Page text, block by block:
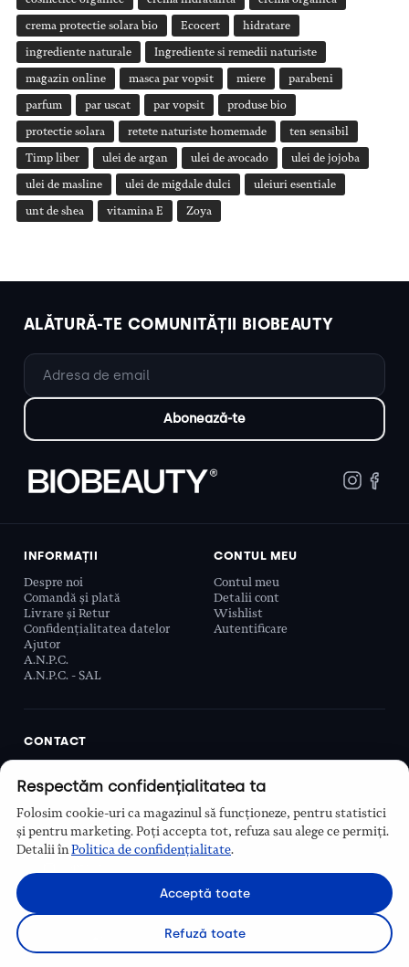
crema protectie solara bio Ecocert hidratare
ingrediente naturale Ingrediente si remedii naturiste
magazin online masca par vopsit miere parabeni
parfum par uscat par vopsit produse bio
protectie solara retete naturiste homemade ten sensibil
Timp liber ulei de argan ulei de avocado ulei de jojoba
ulei de masline ulei de migdale dulci uleiuri esentiale
unt de shea vitamina E Zoya
ALĂTURĂ-TE COMUNITĂȚII BIOBEAUTY
INFORMAȚII
Despre noi
Comandă și plată
Livrare și Retur
Confidențialitatea datelor
Ajutor
A.N.P.C.
A.N.P.C. - SAL
CONTUL MEU
Contul meu
Detalii cont
Wishlist
Autentificare
CONTACT
Sector 6, București, România
Program
Luni–Vineri, 9:00 – 16:00
Respectăm confidențialitatea ta
Folosim cookie-uri ca magazinul să funcționeze, pentru statistici
și pentru marketing. Poți accepta tot, refuza sau alege ce permiți.
Detalii înPolitica de confidențialitate.
Acceptă toate
Refuză toate